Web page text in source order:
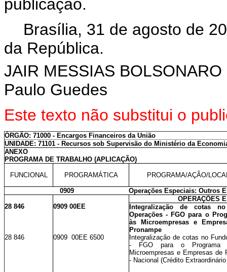
publicação.
Brasília, 31 de agosto de
da República.
JAIR MESSIAS BOLSONARO
Paulo Guedes
Este texto não substitui o
ÓRGÃO: 71000 - Encargos Financeiros da União
UNIDADE: 71101 - Recursos sob Supervisão do Ministério da
ANEXO
PROGRAMA DE TRABALHO (APLICAÇÃO)
FUNCIONAL PROGRAMÁTICA PROGRAMA/AÇÃO/
0909
Operações Especiais: Outros
OPERAÇÕES
28 846
0909 00EE
Integralização de cotas
Operações - FGO para o
às Microempresas e
Pronampe
28 846
0909 00EE 6500
Integralização de cotas no
- FGO para o Programa
Microempresas e Empresas de
- Nacional (Crédito